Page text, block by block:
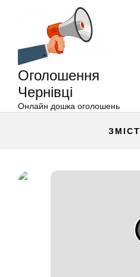
Оголошення
Чернівці
Онлайн дошка оголошень
ЗМІСТ